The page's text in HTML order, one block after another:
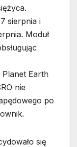
sierpnia i
Moduł
Earth
nie
po
się